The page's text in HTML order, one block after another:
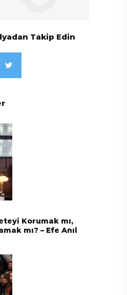
Takip Edin
Korumak mı,
mı? – Efe Anıl